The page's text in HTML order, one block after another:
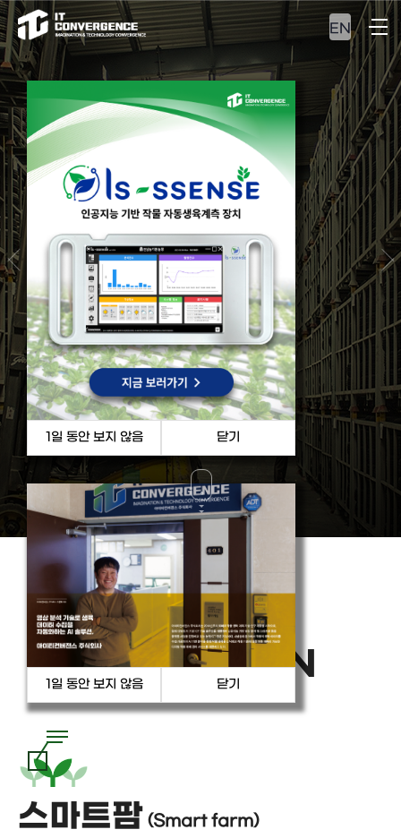
EN
ERP&MES
최적의 자원관리 및
통합 생산관리 솔루션을
만나보십시오.
VIEW MORE
PRODUCT
& SOLUTION
스마트팜 (Smart farm)